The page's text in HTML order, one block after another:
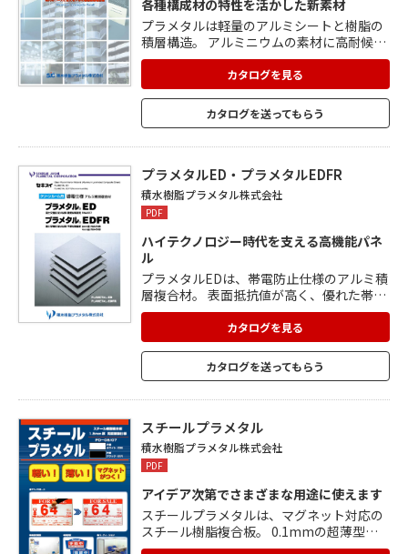
各種構成材の特性を活かした新素材
プラメタルは軽量のアルミシートと樹脂の
積層構造。 アルミニウムの素材に高耐候性
樹脂焼付塗装を施してあるため、耐久性、
耐候性、耐食性、耐摩耗性に優れていま
す。 剛性が高いためたわみも少なく、高い
強度も誇ります。 温度変化に対する寸法安
定性に優れ、断熱性や遮音性能も保持。 軽
い意匠設計が可能。
カタログを見る
カタログを送ってもらう
プラメタルED・プラメタルEDFR
積水樹脂プラメタル株式会社
PDF
ハイテクノロジー時代を支える高機能パネ
ル
プラメタルEDは、帯電防止仕様のアルミ積
層複合材。 表面抵抗値が高く、優れた帯電
防止機能、静電気防除効果を発揮。 電気特
性の持続性は抜群で、耐水性・耐摩擦性に
優れており、温度変化に対しても、安定し
た性能を維持。 アルミニウムとプラスチッ
クの積層構造なので、プラスチック単体の
量化を実現。 構成素材の優れた加工性を活
かし、作業の簡略化と工期の短縮にも貢献
します。
カタログを見る
カタログを送ってもらう
スチールプラメタル
積水樹脂プラメタル株式会社
PDF
アイデア次第でさまざまな用途に使えます
スチールプラメタルは、マグネット対応の
スチール樹脂複合板。 0.1mmの超薄型ス
チールを使用しているので非常に軽量。 厚